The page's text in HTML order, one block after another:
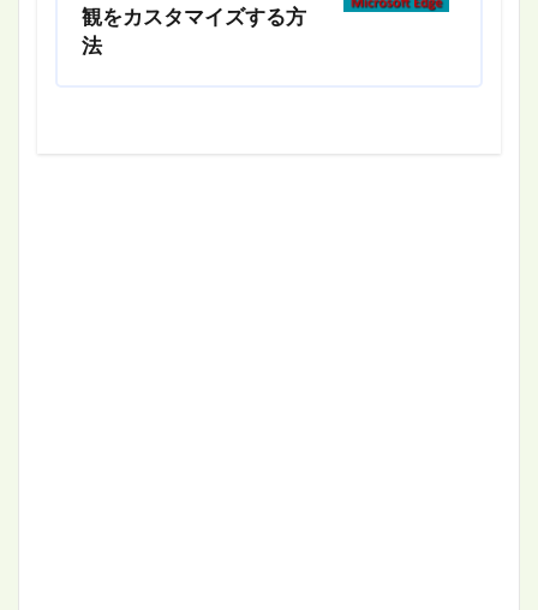
観をカスタマイズする方
法